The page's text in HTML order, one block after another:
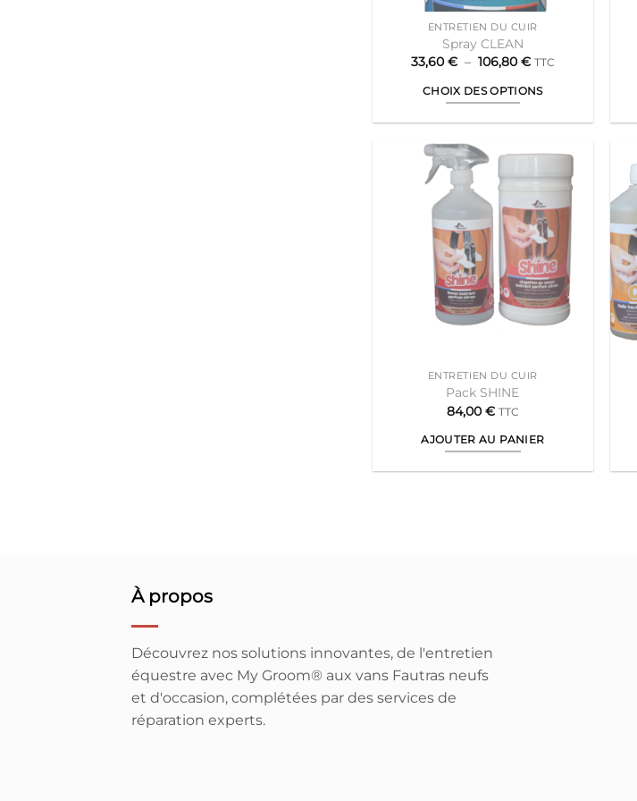
page
du
produit
ENTRETIEN DU CUIR
Spray CLEAN
33,60€ – 106,80€Plage
prix :
33,60 €
106,80 €
TTC
CHOIX DES OPTIONS
a
plusieurs
variations.
Les
options
peuvent
être
choisies
sur
du
produit
ENTRETIEN DU CUIR
Pack SHINE
84,00€ TTC
AJOUTER AU PANIER
À propos
Découvrez nos solutions innovantes, de l'entretien
équestre avec My Groom® aux vans Fautras neufs
et d'occasion, complétées par des services de
réparation experts.